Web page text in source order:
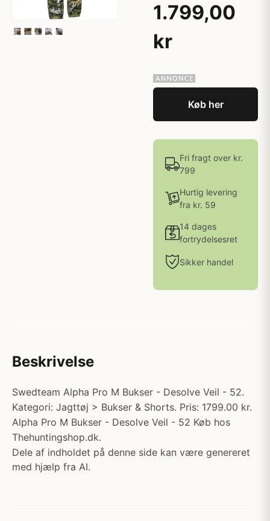
1.799,00
kr
Køb her
Fri fragt over kr.
799
Hurtig levering
fra kr. 59
14 dages
fortrydelsesret
Sikker handel
Beskrivelse
Swedteam Alpha Pro M Bukser - Desolve Veil - 52.
Kategori: Jagttøj > Bukser & Shorts. Pris: 1799.00 kr.
Alpha Pro M Bukser - Desolve Veil - 52 Køb hos
Thehuntingshop.dk.
Dele af indholdet på denne side kan være genereret
med hjælp fra AI.